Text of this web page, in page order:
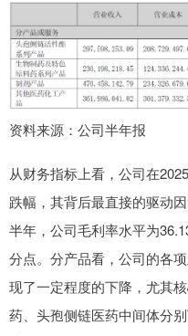
资料来源：公司半年报
从财务指标上看，公司在
跌幅，其背后最直接的驱动
半年，公司毛利率水平为
分点。分产品看，公司的各
现了一定程度的下降，尤其
药、头孢侧链医药中间体分